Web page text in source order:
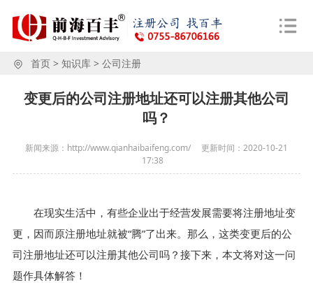
首页> 知识库> 公司注册
变更后的公司注册地址还可以注册其他公司
吗？
新闻来源：http://www.qianhaibaifeng.com/ 更新时间： 2020-10-21
17:38
在现实生活中，有些企业出于经营发展需要将注册地址变
更，因而原注册地址就被“腾”了出来。那么，这类变更后的公
司注册地址还可以注册其他公司吗？接下来，本文将对这一问
题作具体解答！